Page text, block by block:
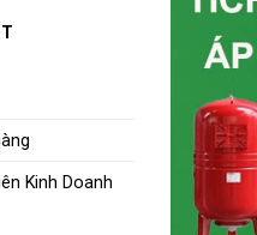
Kinh Doanh